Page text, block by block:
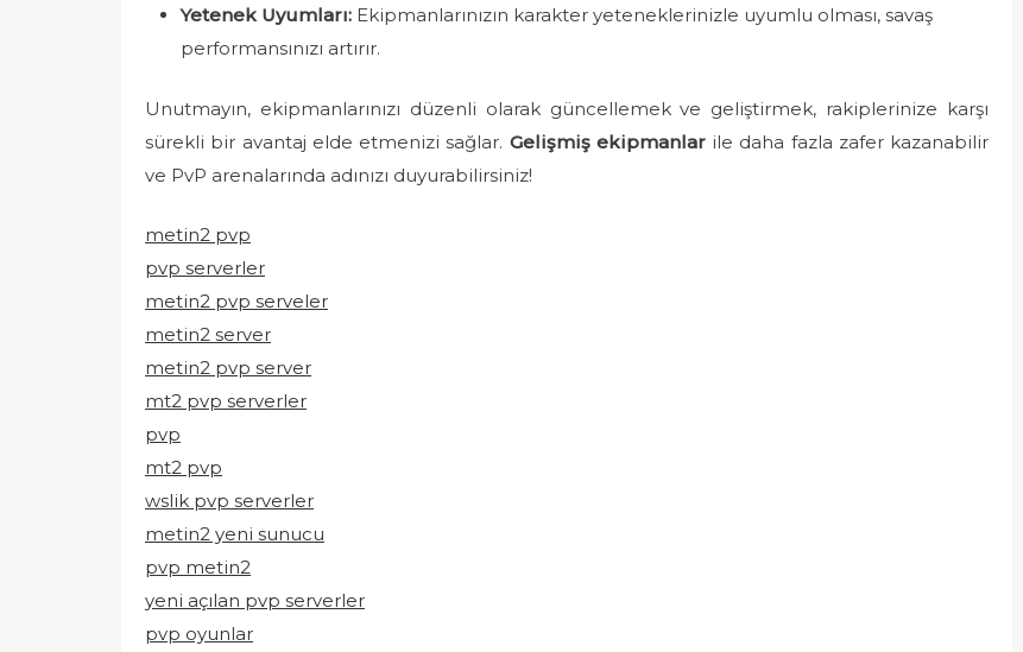
Yetenek Uyumları: Ekipmanlarınızın karakter yeteneklerinizle uyumlu olması, savaş
performansınızı artırır.
Unutmayın, ekipmanlarınızı düzenli olarak güncellemek ve geliştirmek, rakiplerinize karşı
sürekli bir avantaj elde etmenizi sağlar. Gelişmiş ekipmanlarile daha fazla zafer kazanabilir
ve PvP arenalarında adınızı duyurabilirsiniz!
metin2 pvp
pvp serverler
metin2 pvp serveler
metin2 server
metin2 pvp server
mt2 pvp serverler
pvp
mt2 pvp
wslik pvp serverler
metin2 yeni sunucu
pvp metin2
yeni açılan pvp serverler
pvp oyunlar